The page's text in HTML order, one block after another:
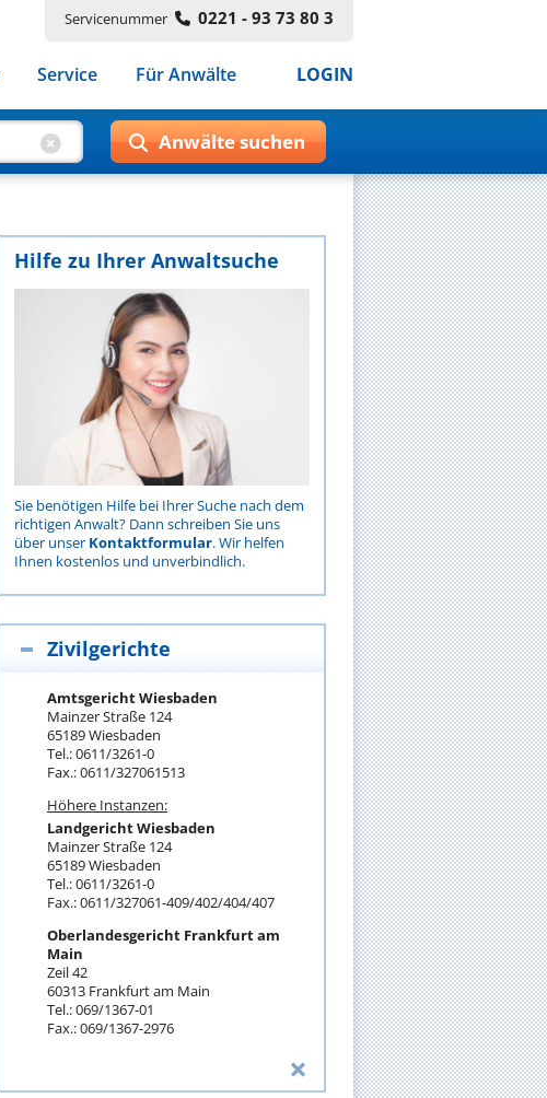
Servicenummer 0221 - 93 73 80 3
Service Für Anwälte LOGIN
Hilfe zu Ihrer Anwaltsuche
Sie benötigen Hilfe bei Ihrer Suche nach dem
richtigen Anwalt? Dann schreiben Sie uns
über unser Kontaktformular. Wir helfen
Ihnen kostenlos und unverbindlich.
Zivilgerichte
Amtsgericht Wiesbaden
Mainzer Straße 124
65189 Wiesbaden
Tel.: 0611/3261-0
Fax.: 0611/327061513
Höhere Instanzen:
Landgericht Wiesbaden
Mainzer Straße 124
65189 Wiesbaden
Tel.: 0611/3261-0
Fax.: 0611/327061-409/402/404/407
Oberlandesgericht Frankfurt am
Main
Zeil 42
60313 Frankfurt am Main
Tel.: 069/1367-01
Fax.: 069/1367-2976